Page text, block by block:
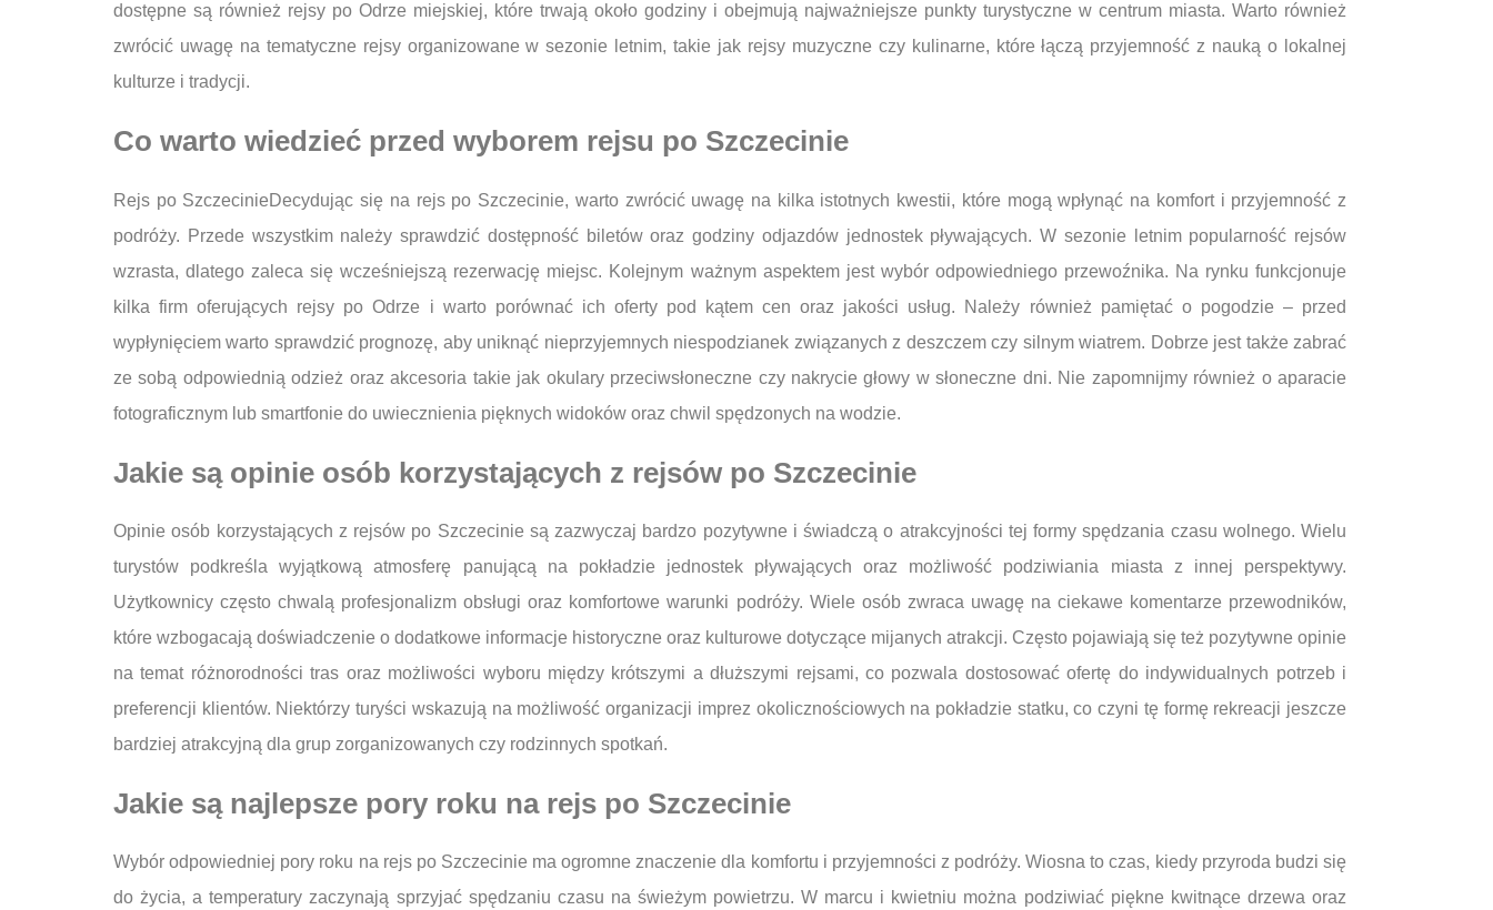
dostępne są również rejsy po Odrze miejskiej, które trwają około godziny i obejmują najważniejsze punkty turystyczne w centrum miasta. Warto również
zwrócić uwagę na tematyczne rejsy organizowane w sezonie letnim, takie jak rejsy muzyczne czy kulinarne, które łączą przyjemność z nauką o lokalnej
kulturze i tradycji.
Co warto wiedzieć przed wyborem rejsu po Szczecinie
Rejs po SzczecinieDecydując się na rejs po Szczecinie, warto zwrócić uwagę na kilka istotnych kwestii, które mogą wpłynąć na komfort i przyjemność z
podróży. Przede wszystkim należy sprawdzić dostępność biletów oraz godziny odjazdów jednostek pływających. W sezonie letnim popularność rejsów
wzrasta, dlatego zaleca się wcześniejszą rezerwację miejsc. Kolejnym ważnym aspektem jest wybór odpowiedniego przewoźnika. Na rynku funkcjonuje
kilka firm oferujących rejsy po Odrze i warto porównać ich oferty pod kątem cen oraz jakości usług. Należy również pamiętać o pogodzie – przed
wypłynięciem warto sprawdzić prognozę, aby uniknąć nieprzyjemnych niespodzianek związanych z deszczem czy silnym wiatrem. Dobrze jest także zabrać
ze sobą odpowiednią odzież oraz akcesoria takie jak okulary przeciwsłoneczne czy nakrycie głowy w słoneczne dni. Nie zapomnijmy również o aparacie
fotograficznym lub smartfonie do uwiecznienia pięknych widoków oraz chwil spędzonych na wodzie.
Jakie są opinie osób korzystających z rejsów po Szczecinie
Opinie osób korzystających z rejsów po Szczecinie są zazwyczaj bardzo pozytywne i świadczą o atrakcyjności tej formy spędzania czasu wolnego. Wielu
turystów podkreśla wyjątkową atmosferę panującą na pokładzie jednostek pływających oraz możliwość podziwiania miasta z innej perspektywy.
Użytkownicy często chwalą profesjonalizm obsługi oraz komfortowe warunki podróży. Wiele osób zwraca uwagę na ciekawe komentarze przewodników,
które wzbogacają doświadczenie o dodatkowe informacje historyczne oraz kulturowe dotyczące mijanych atrakcji. Często pojawiają się też pozytywne opinie
na temat różnorodności tras oraz możliwości wyboru między krótszymi a dłuższymi rejsami, co pozwala dostosować ofertę do indywidualnych potrzeb i
preferencji klientów. Niektórzy turyści wskazują na możliwość organizacji imprez okolicznościowych na pokładzie statku, co czyni tę formę rekreacji jeszcze
bardziej atrakcyjną dla grup zorganizowanych czy rodzinnych spotkań.
Jakie są najlepsze pory roku na rejs po Szczecinie
Wybór odpowiedniej pory roku na rejs po Szczecinie ma ogromne znaczenie dla komfortu i przyjemności z podróży. Wiosna to czas, kiedy przyroda budzi się
do życia, a temperatury zaczynają sprzyjać spędzaniu czasu na świeżym powietrzu. W marcu i kwietniu można podziwiać piękne kwitnące drzewa oraz